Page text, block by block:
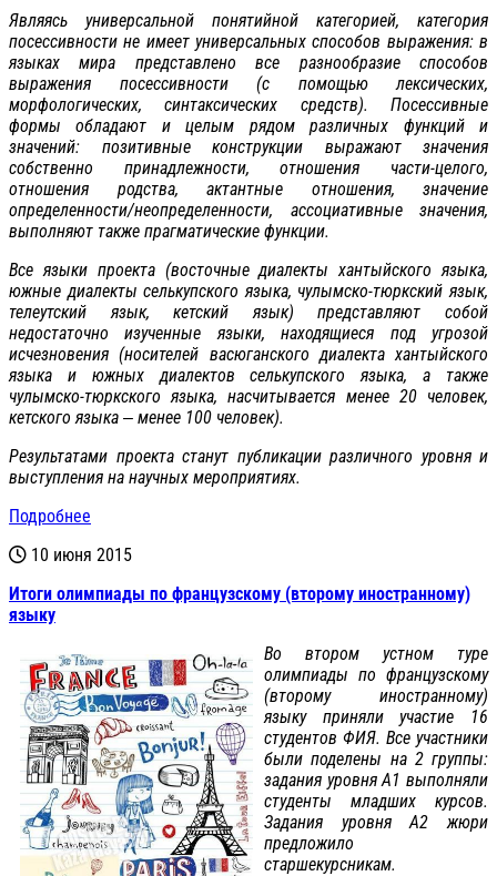
Являясь универсальной понятийной категорией, категория
посессивности не имеет универсальных способов выражения: в
языках мира представлено все разнообразие способов
выражения посессивности (с помощью лексических,
морфологических, синтаксических средств). Посессивные
формы обладают и целым рядом различных функций и
значений: позитивные конструкции выражают значения
собственно принадлежности, отношения части-целого,
отношения родства, актантные отношения, значение
определенности/неопределенности, ассоциативные значения,
выполняют также прагматические функции.
Все языки проекта (восточные диалекты хантыйского языка,
южные диалекты селькупского языка, чулымско-тюркский язык,
телеутский язык, кетский язык) представляют собой
недостаточно изученные языки, находящиеся под угрозой
исчезновения (носителей васюганского диалекта хантыйского
языка и южных диалектов селькупского языка, а также
чулымско-тюркского языка, насчитывается менее 20 человек,
кетского языка ‒ менее 100 человек).
Результатами проекта станут публикации различного уровня и
выступления на научных мероприятиях.
Подробнее
10 июня 2015
Итоги олимпиады по французскому (второму иностранному)
языку
Во втором устном туре
олимпиады по французскому
(второму иностранному)
языку приняли участие 16
студентов ФИЯ. Все участники
были поделены на 2 группы:
задания уровня А1 выполняли
студенты младших курсов.
Задания уровня А2 жюри
предложило
старшекурсникам.